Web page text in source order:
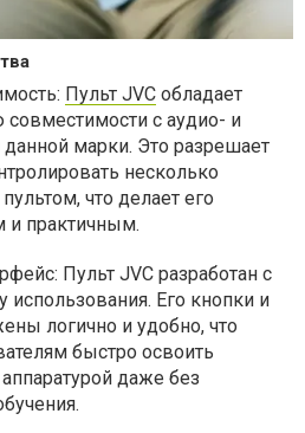
Пульт JVC обладает
с аудио- и
данной марки. Это разрешает
несколько
что делает его
и практичным.
Пульт JVC разработан с
использования. Его кнопки и
логично и удобно, что
быстро освоить
даже без